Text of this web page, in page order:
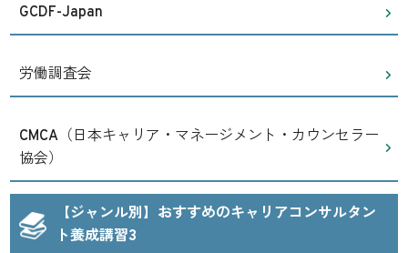
GCDF-Japan
労働調査会
CMCA（日本キャリア・マネージメント・カウンセラー
協会）
【ジャンル別】おすすめのキャリアコンサルタン
ト養成講習3